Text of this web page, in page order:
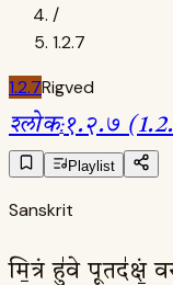
/
1.2.7
1.2.7Rigved
श्लोक:१.२.७
Playlist
Sanskrit
मि॒त्रं हु॑वे पू॒तद॑क्षं॒